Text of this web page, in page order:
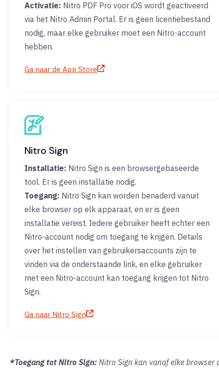
Activatie: Nitro PDF Pro voor iOS wordt geactiveerd
via het Nitro Admin Portal. Er is geen licentiebestand
nodig, maar elke gebruiker moet een Nitro-account
hebben.
Ga naar de App Store
Nitro Sign
Installatie: Nitro Sign is een browsergebaseerde
tool. Er is geen installatie nodig.
Toegang: Nitro Sign kan worden benaderd vanuit
elke browser op elk apparaat, en er is geen
installatie vereist. Iedere gebruiker heeft echter een
Nitro-account nodig om toegang te krijgen. Details
over het instellen van gebruikersaccounts zijn te
vinden via de onderstaande link, en elke gebruiker
met een Nitro-account kan toegang krijgen tot Nitro
Sign.
Ga naar Nitro Sign
*Toegang tot Nitro Sign: Nitro Sign kan vanaf elke browser